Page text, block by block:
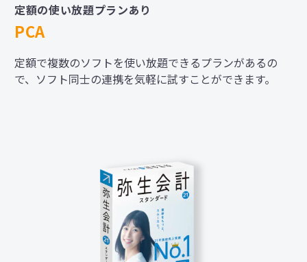
定額の使い放題プランあり
PCA
定額で複数のソフトを使い放題できるプランがあるの
で、ソフト同士の連携を気軽に試すことができます。